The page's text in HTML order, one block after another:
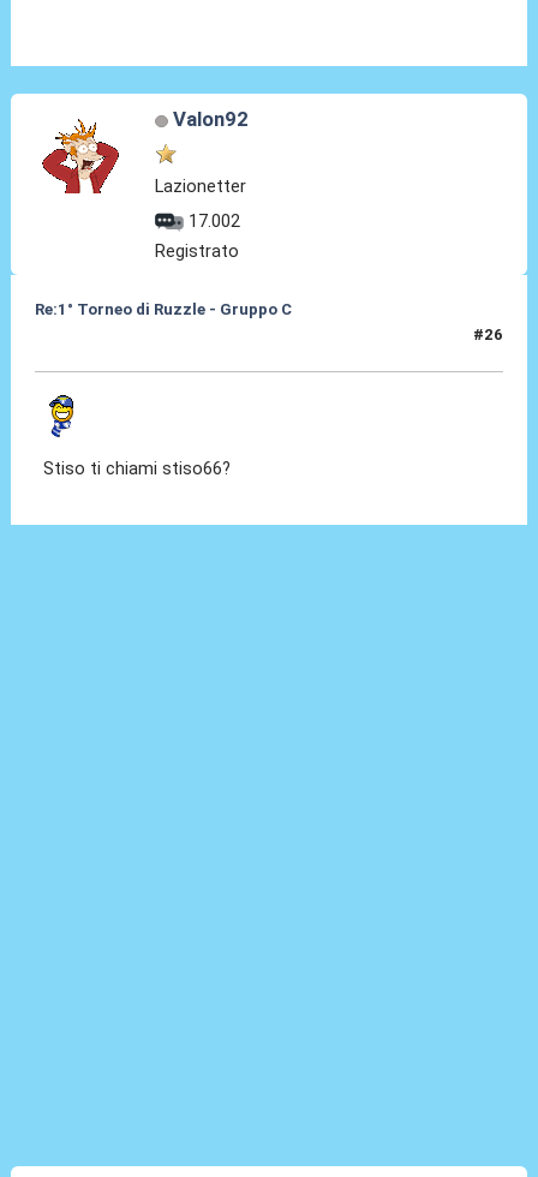
Valon92
Lazionetter
17.002
Registrato
Re:1° Torneo di Ruzzle - Gruppo C
#26
Stiso ti chiami stiso66?